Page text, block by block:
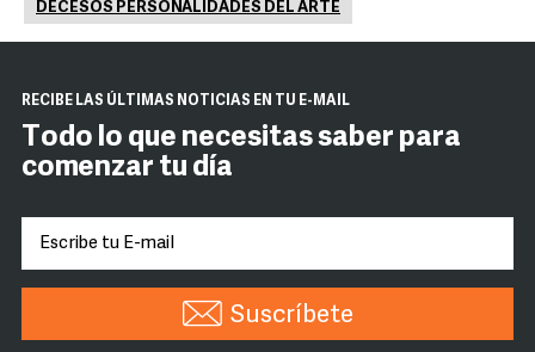
DECESOS PERSONALIDADES DEL ARTE
RECIBE LAS ÚLTIMAS NOTICIAS EN TU E-MAIL
Todo lo que necesitas saber para
comenzar tu día
Suscríbete